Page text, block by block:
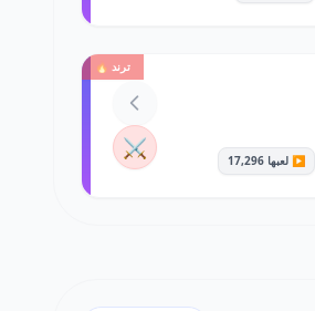
ترند 🔥
▶️ لعبها 17,296 ⚔️